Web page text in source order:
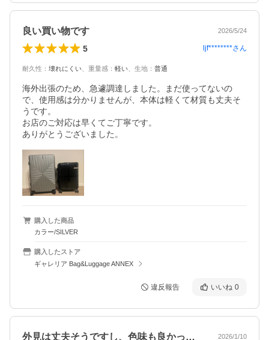
良い買い物です 2026/5/24
5 ljf********さん
耐久性 ： 壊れにくい 重量感 ： 軽い 生地 ： 普通
海外出張のため、急遽調達しました。まだ使ってないの
で、使用感は分かりませんが、本体は軽くて材質も丈夫そ
うです。
お店のご対応は早くてご丁寧です。
ありがとうございました。
購入した商品
カラー/SILVER
購入したストア
ギャレリア Bag&Luggage ANNEX
違反報告 いいね 0
外見は丈夫そうですし、色味も良かったの… 2026/1/10